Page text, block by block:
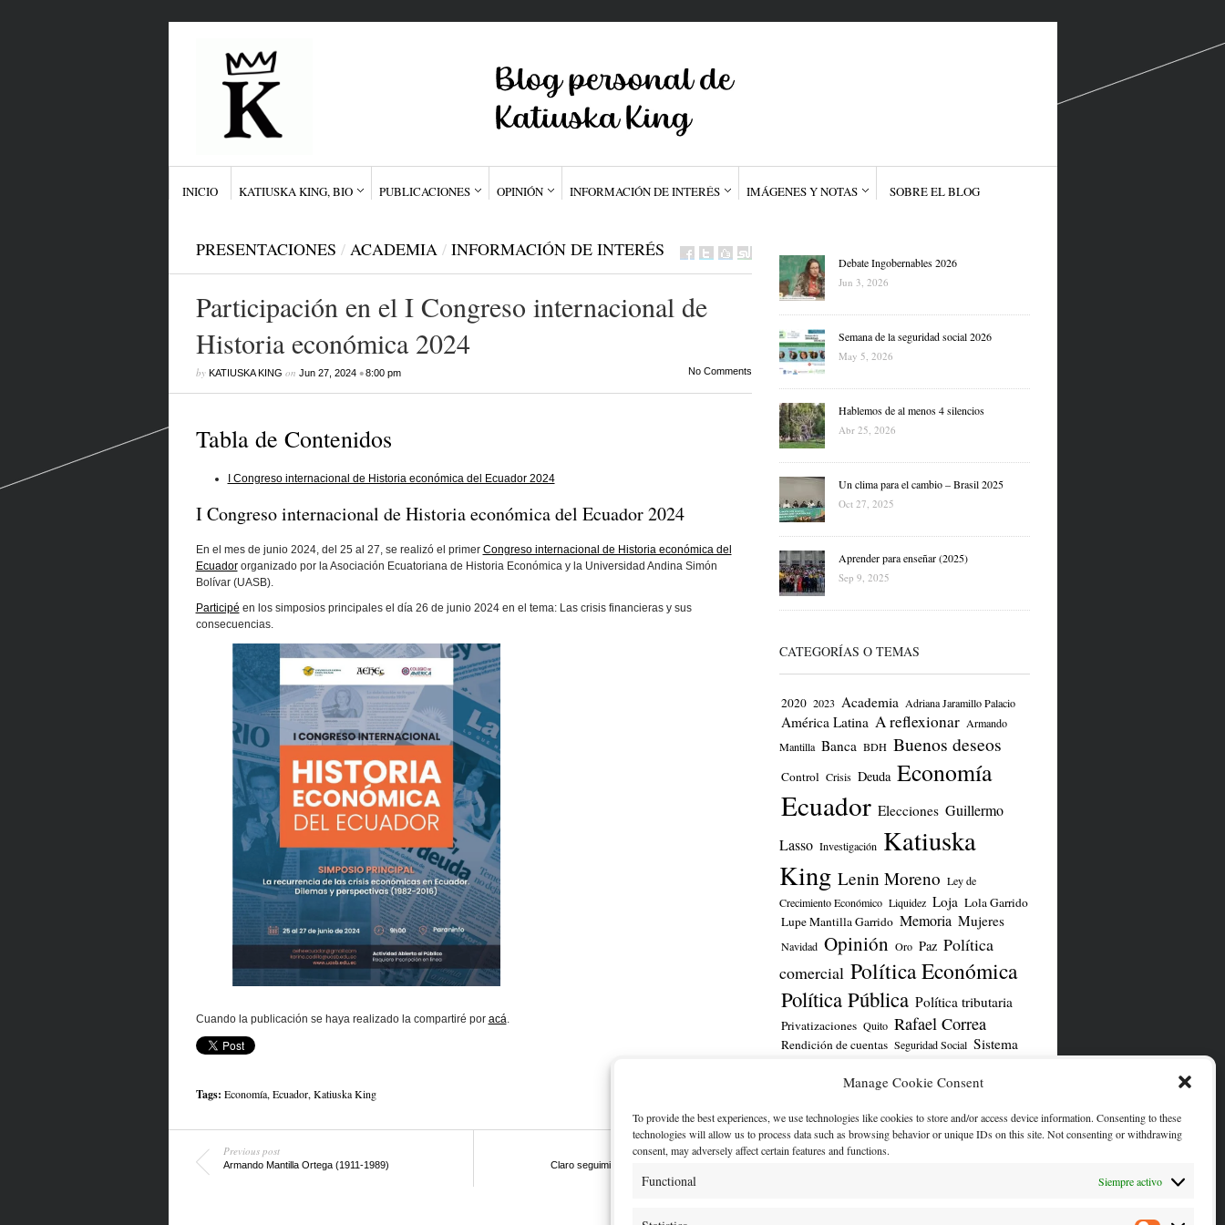
Manage Cookie Consent
To provide the best experiences, we use technologies like cookies to store and/or access device information. Consenting to these
technologies will allow us to process data such as browsing behavior or unique IDs on this site. Not consenting or withdrawing
consent, may adversely affect certain features and functions.
Functional Siempre activo
INICIO KATIUSKA KING, BIO PUBLICACIONES OPINIÓN INFORMACIÓN DE INTERÉS IMÁGENES Y NOTAS SOBRE EL BLOG
PRESENTACIONES / ACADEMIA / INFORMACIÓN DE INTERÉS
Participación en el I Congreso internacional de
Historia económica 2024
by KATIUSKA KING on Jun 27, 2024•8:00 pm No Comments
Tabla de Contenidos
I Congreso internacional de Historia económica del Ecuador 2024
I Congreso internacional de Historia económica del Ecuador 2024
En el mes de junio 2024, del 25 al 27, se realizó el primer Congreso internacional de Historia económica del
Ecuadororganizado por la Asociación Ecuatoriana de Historia Económica y la Universidad Andina Simón
Bolívar (UASB).
Participé en los simposios principales el día 26 de junio 2024 en el tema: Las crisis financieras y sus
consecuencias.
Cuando la publicación se haya realizado la compartiré por acá.
Tags: Economía, Ecuador, Katiuska King
Previous post
Armando Mantilla Ortega (1911-1989)
Next post
Claro seguimiento a sentencia de Corte
Constitucional (2024)
Debate Ingobernables 2026
Jun 3, 2026
Semana de la seguridad social 2026
May 5, 2026
Hablemos de al menos 4 silencios
Abr 25, 2026
Un clima para el cambio – Brasil 2025
Oct 27, 2025
Aprender para enseñar (2025)
Sep 9, 2025
CATEGORÍAS O TEMAS
2020 2023 Academia Adriana Jaramillo Palacio
América Latina A reflexionar Armando
Mantilla Banca BDH Buenos deseos
Control Crisis Deuda Economía
Ecuador Elecciones Guillermo
Lasso Investigación Katiuska
King Lenin Moreno Ley de
Crecimiento Económico Liquidez Loja Lola Garrido
Lupe Mantilla Garrido Memoria Mujeres
Navidad Opinión Oro Paz Política
comercial Política Económica
Política Pública Política tributaria
Privatizaciones Quito Rafael Correa
Rendición de cuentas Seguridad Social Sistema
MI CUENTA DE TWITTER/X